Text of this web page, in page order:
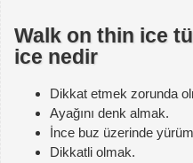
Walk on thin ice
ice nedir
Dikkat etmek zorunda
Ayağını denk almak.
İnce buz üzerinde
Dikkatli olmak.